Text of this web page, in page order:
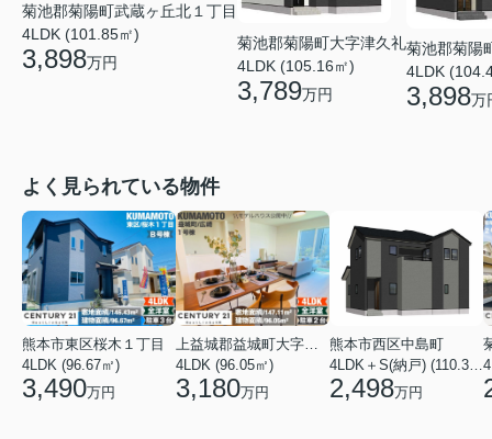
菊池郡菊陽町武蔵ヶ丘北１丁目
4LDK (101.85㎡)
3,898万円
菊池郡菊陽町大字津久礼
4LDK (105.16㎡)
3,789万円
菊池郡菊陽
4LDK
3,898万
よく見られている物件
熊本市東区桜木１丁目
4LDK (96.67㎡)
3,490万円
上益城郡益城町大字広崎
4LDK (96.05㎡)
3,180万円
熊本市西区中島町
4LDK＋S(納戸) (110.37㎡)
2,498万円